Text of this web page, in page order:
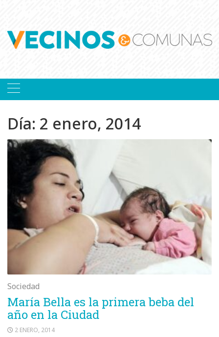
Día: 2 enero, 2014
Sociedad
María Bella es la primera beba del
año en la Ciudad
2 ENERO, 2014